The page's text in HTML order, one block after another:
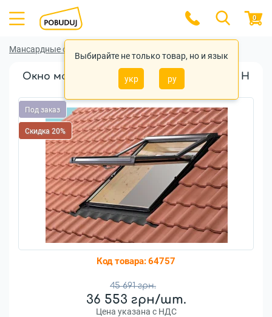
Выбирайте не только товар, но и язык
укр ру
0
Мансардные окна
Окно мансардное Roto Designo WDF R79 H
N WD AL 09/11 дерево
Под заказ
Скидка 20%
Код товара:64757
45 691 грн.
36 553 грн/шт.
Цена указана с НДС